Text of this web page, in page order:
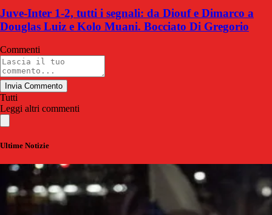
Juve-Inter 1-2, tutti i segnali: da Diouf e Dimarco a
Douglas Luiz e Kolo Muani. Bocciato Di Gregorio
Commenti
Invia Commento
Tutti
Leggi altri commenti
Ultime Notizie